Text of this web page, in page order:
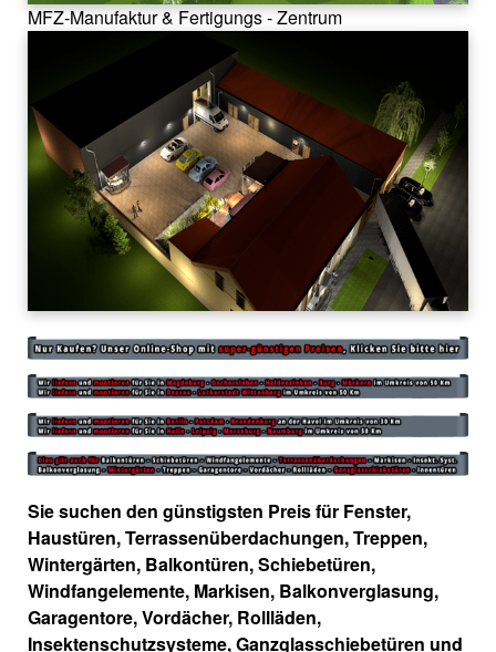
MFZ-Manufaktur & Fertigungs - Zentrum
Sie suchen den günstigsten Preis für Fenster,
Haustüren, Terrassenüberdachungen, Treppen,
Wintergärten, Balkontüren, Schiebetüren,
Windfangelemente, Markisen, Balkonverglasung,
Garagentore, Vordächer, Rollläden,
Insektenschutzsysteme, Ganzglasschiebetüren und